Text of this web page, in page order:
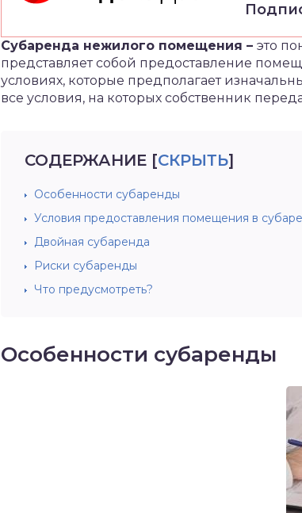
Субаренда нежилого помещения – это
представляет собой предоставление
условиях, которые предполагает
все условия, на которых собственник
СОДЕРЖАНИЕ [СКРЫТЬ]
Особенности субаренды
Условия предоставления помещения в
Двойная субаренда
Риски субаренды
Что предусмотреть?
Особенности субаренды